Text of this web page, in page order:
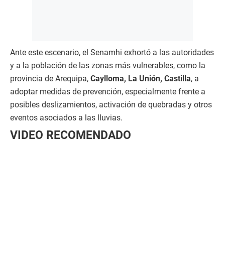
Ante este escenario, el Senamhi exhortó a las autoridades
y a la población de las zonas más vulnerables, como la
provincia de Arequipa, Caylloma, La Unión, Castilla, a
adoptar medidas de prevención, especialmente frente a
posibles deslizamientos, activación de quebradas y otros
eventos asociados a las lluvias.
VIDEO RECOMENDADO